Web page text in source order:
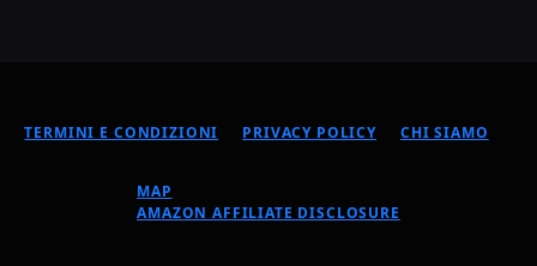
TERMINI E CONDIZIONI PRIVACY POLICY CHI SIAMO
MAP
AMAZON AFFILIATE DISCLOSURE